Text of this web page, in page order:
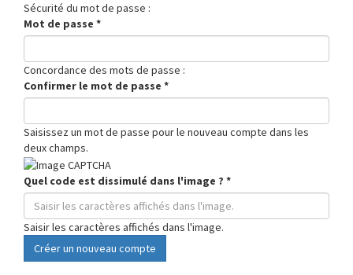
Sécurité du mot de passe :
Mot de passe *
Concordance des mots de passe :
Confirmer le mot de passe *
Saisissez un mot de passe pour le nouveau compte dans les
deux champs.
Quel code est dissimulé dans l'image ? *
Saisir les caractères affichés dans l'image.
Créer un nouveau compte